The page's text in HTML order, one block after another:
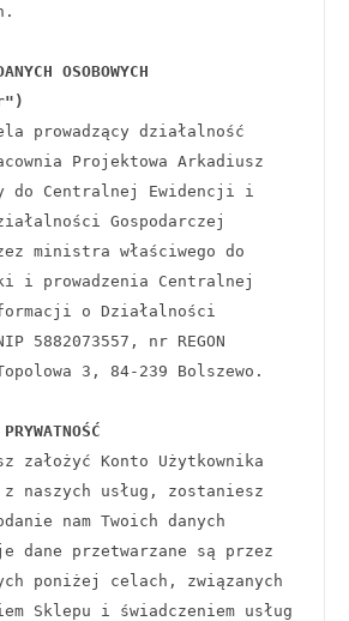
OSOBOWYCH
prowadzący działalność
Projektowa Arkadiusz
do Centralnej Ewidencji i
Gospodarczej
ministra właściwego do
i prowadzenia Centralnej
o Działalności
5882073557, nr REGON
3, 84-239 Bolszewo.
założyć Konto Użytkownika
naszych usług, zostaniesz
nam Twoich danych
dane przetwarzane są przez
poniżej celach, związanych
Sklepu i świadczeniem usług